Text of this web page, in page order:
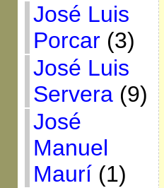
José Luis
Porcar(3)
José Luis
Servera(9)
José
Manuel
Maurí(1)